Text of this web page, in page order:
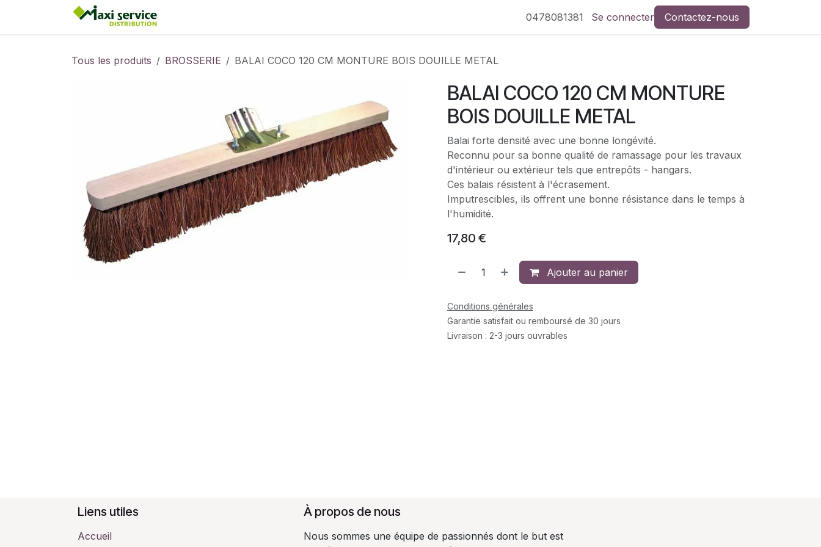
Se rendre au contenu
0478081381 Se connecter Contactez-nous
Tous les produits BROSSERIE BALAI COCO 120 CM MONTURE BOIS DOUILLE METAL
BALAI COCO 120 CM MONTURE
BOIS DOUILLE METAL
Balai forte densité avec une bonne longévité.
Reconnu pour sa bonne qualité de ramassage pour les travaux
d'intérieur ou extérieur tels que entrepôts - hangars.
Ces balais résistent à l'écrasement.
Imputrescibles, ils offrent une bonne résistance dans le temps à
l'humidité.
17,80 €
Ajouter au panier
Conditions générales
Garantie satisfait ou remboursé de 30 jours
Livraison : 2-3 jours ouvrables
Liens utiles
Accueil
À propos de nous
Nous sommes une équipe de passionnés dont le but est